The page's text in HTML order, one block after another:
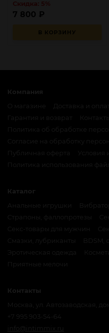
В КОРЗИНУ
7 800 ₽
Компания
О магазине
Доставка и
Политика об обработке
Согласие на обработку
Публичная оферта
Условия
Политика использования
Каталог
Анальные игрушки
Страпоны, фаллопротезы
Секс-товары для мужчин
Смазки, лубриканты
BDSM,
Эротическая одежда
Приятные мелочи
Контакты
Москва, ул. Автозаводская,
+7 995 903-54-64
info@intimmix.ru